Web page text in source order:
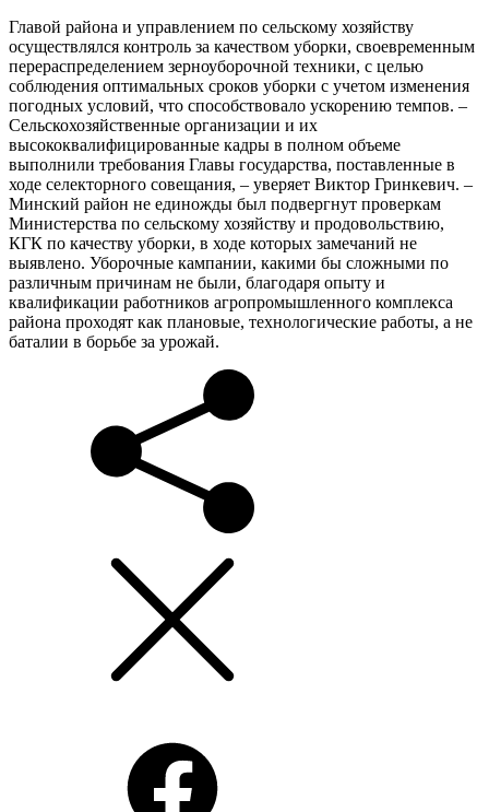
Главой района и управлением по сельскому хозяйству
осуществлялся контроль за качеством уборки, своевременным
перераспределением зерноуборочной техники, с целью
соблюдения оптимальных сроков уборки с учетом изменения
погодных условий, что способствовало ускорению темпов. –
Сельскохозяйственные организации и их
высококвалифицированные кадры в полном объеме
выполнили требования Главы государства, поставленные в
ходе селекторного совещания, – уверяет Виктор Гринкевич. –
Минский район не единожды был подвергнут проверкам
Министерства по сельскому хозяйству и продовольствию,
КГК по качеству уборки, в ходе которых замечаний не
выявлено. Уборочные кампании, какими бы сложными по
различным причинам не были, благодаря опыту и
квалификации работников агропромышленного комплекса
района проходят как плановые, технологические работы, а не
баталии в борьбе за урожай.